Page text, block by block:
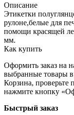
Описание
Этикетки
рулоне,белые для
помощи красящей
мм.
Как купить
Оформить заказ на
выбранные товары в
Корзина, проверьте
нажмите кнопку
Быстрый заказ